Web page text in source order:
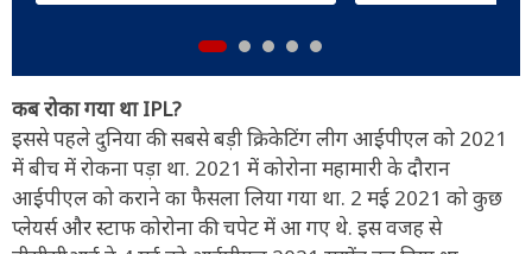
कब रोका गया था IPL?
इससे पहले दुनिया की सबसे बड़ी क्रिकेटिंग लीग आईपीएल को 2021
में बीच में रोकना पड़ा था. 2021 में कोरोना महामारी के दौरान
आईपीएल को कराने का फैसला लिया गया था. 2 मई 2021 को कुछ
प्लेयर्स और स्टाफ कोरोना की चपेट में आ गए थे. इस वजह से